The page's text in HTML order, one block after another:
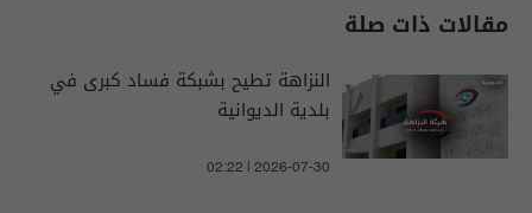
مقالات ذات صلة
النزاهة تطيح بشبكة فساد كبرى في
بلدية الديوانية
02:22 | 2026-07-30